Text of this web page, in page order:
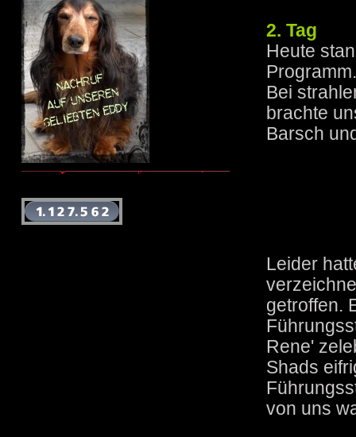
2. Tag
Heute
Bei
brachte
Barsch
Leider
getroffen.
Rene'
Shads
von uns